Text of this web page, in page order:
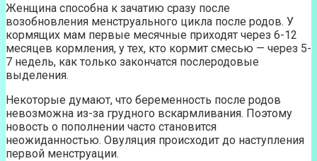
Женщина способна к зачатию сразу после
возобновления менструального цикла после родов. У
кормящих мам первые месячные приходят через 6-12
месяцев кормления, у тех, кто кормит смесью — через 5-
7 недель, как только закончатся послеродовые
выделения.
Некоторые думают, что беременность после родов
невозможна из-за грудного вскармливания. Поэтому
новость о пополнении часто становится
неожиданностью. Овуляция происходит до наступления
первой менструации.